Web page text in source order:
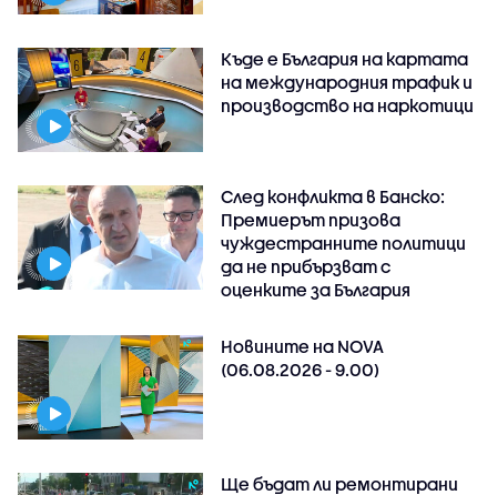
Къде е България на картата
на международния трафик и
производство на наркотици
След конфликта в Банско:
Премиерът призова
чуждестранните политици
да не прибързват с
оценките за България
Новините на NOVA
(06.08.2026 - 9.00)
Ще бъдат ли ремонтирани